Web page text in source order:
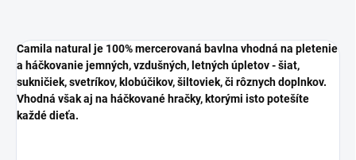
Camila natural je 100% mercerovaná bavlna vhodná na pletenie
a háčkovanie jemných, vzdušných, letných úpletov - šiat,
sukničiek, svetríkov, klobúčikov, šiltoviek, či rôznych doplnkov.
Vhodná však aj na háčkované hračky, ktorými isto potešíte
každé dieťa.